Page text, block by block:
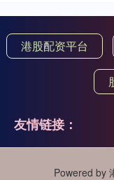
港股配资平台
友情链接：
Powered by